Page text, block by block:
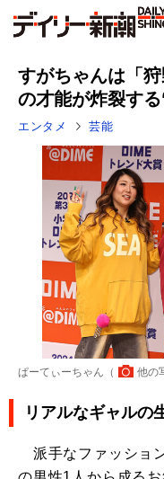
すがちゃんは「
の才能が炸裂す
エンタメ 芸能
ぱーてぃーちゃん（ 他の
リアルなギャルの
派手なファッショ